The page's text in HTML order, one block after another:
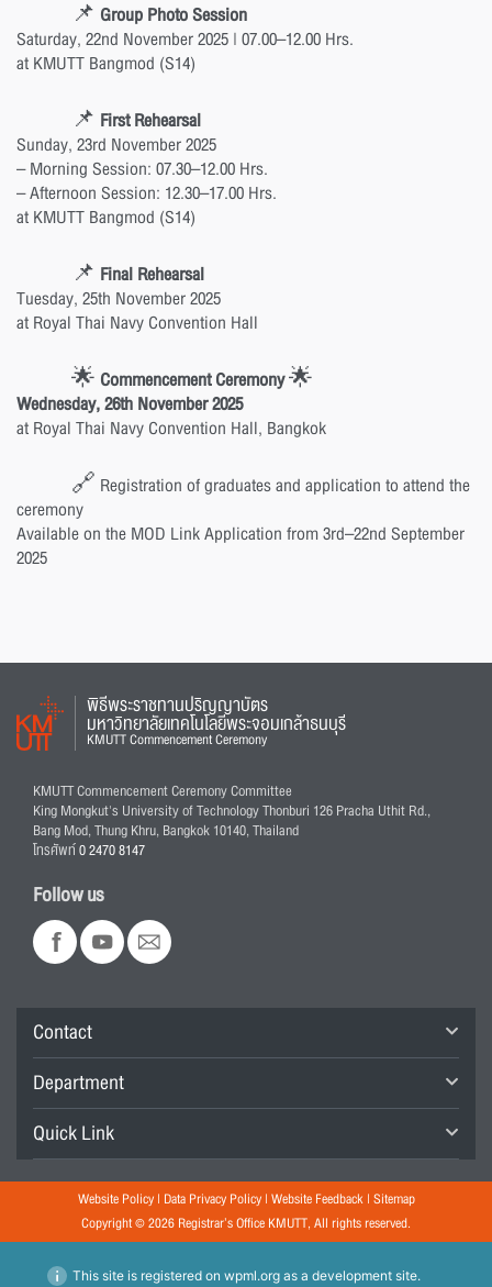
📌 Group Photo Session
Saturday, 22nd November 2025 | 07.00–12.00 Hrs.
at KMUTT Bangmod (S14)
📌 First Rehearsal
Sunday, 23rd November 2025
– Morning Session: 07.30–12.00 Hrs.
– Afternoon Session: 12.30–17.00 Hrs.
at KMUTT Bangmod (S14)
📌 Final Rehearsal
Tuesday, 25th November 2025
at Royal Thai Navy Convention Hall
🌟 Commencement Ceremony🌟
Wednesday, 26th November 2025
at Royal Thai Navy Convention Hall, Bangkok
🔗 Registration of graduates and application to attend the
ceremony
Available on the MOD Link Application from 3rd–22nd September
2025
พิธีพระราชทานปริญญาบัตร
มหาวิทยาลัยเทคโนโลยีพระจอมเกล้าธนบุรี
KMUTT Commencement Ceremony
KMUTT Commencement Ceremony Committee
King Mongkut's University of Technology Thonburi 126 Pracha Uthit Rd.,
Bang Mod, Thung Khru, Bangkok 10140, Thailand
โทรศัพท์0 2470 8147
Follow us
Contact
Department
Quick Link
Website Policy| Data Privacy Policy| Website Feedback| Sitemap
Copyright © 2026 Registrar’s Office KMUTT, All rights reserved.
This site is registered on wpml.orgas a development site.